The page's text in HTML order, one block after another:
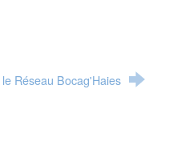
Réseau Bocag'Haies